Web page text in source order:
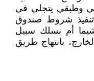
وطبقي يتجلي في
شروط صندوق
أم نسلك سبيل
بانتهاج طريق